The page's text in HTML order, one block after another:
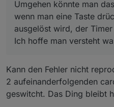
Umgehen könnte man
wenn man eine Taste
ausgelöst wird, der
Ich hoffe man versteht
Kann den Fehler nicht
2 aufeinanderfolgenden
geswitcht. Das Ding bleibt